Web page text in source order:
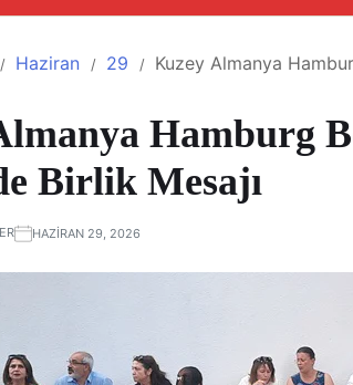
Haziran 29 Kuzey Almanya
Hamburg
Birlik Mesajı
HAZIRAN 29, 2026